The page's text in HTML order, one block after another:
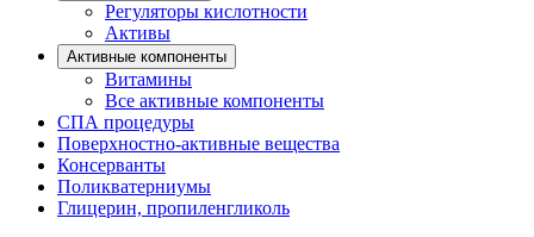
Регуляторы кислотности
Активы
Активные компоненты
Витамины
Все активные компоненты
СПА процедуры
Поверхностно-активные вещества
Консерванты
Поликватерниумы
Глицерин, пропиленгликоль